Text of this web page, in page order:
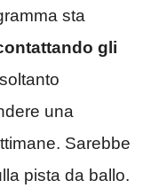
sta
gli
una
Sarebbe
pista da ballo.